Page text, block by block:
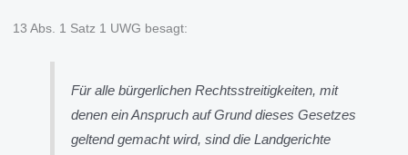
13 Abs. 1 Satz 1 UWG besagt:
Für alle bürgerlichen Rechtsstreitigkeiten, mit
denen ein Anspruch auf Grund dieses Gesetzes
geltend gemacht wird, sind die Landgerichte